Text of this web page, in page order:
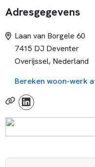
Adresgegevens
Laan van Borgele 60
7415 DJ Deventer
Overijssel, Nederland
Bereken woon-werk